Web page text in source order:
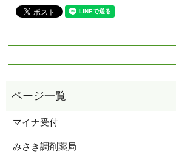
マイナ受付
みさき調剤薬局